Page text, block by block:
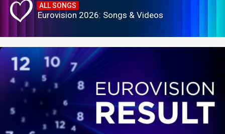
ALL SONGS
Eurovision 2026: Songs & Videos